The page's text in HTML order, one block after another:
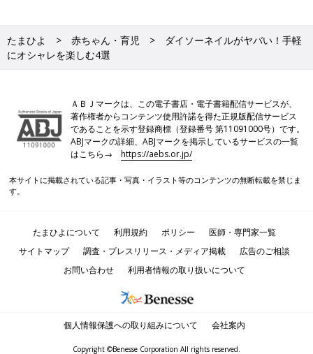
たまひよ 赤ちゃん・育児
ダイソーネイルがヤバい！手軽
にオシャレを楽しむ4選
ＡＢＪマークは、この電子書店・電子書籍配信サービスが、
著作権者からコンテンツ使用許諾を得た正規版配信サービス
であることを示す登録商標（登録番号 第11091000号）です。
ABJマークの詳細、ABJマークを掲示しているサービスの一覧
はこちら→https://aebs.or.jp/
本サイトに掲載されている記事・写真・イラスト等のコンテンツの無断転載を禁じま
す。
たまひよについて 利用規約 ポリシー
医師・専門家一覧
サイトマップ
調査・プレスリリース・メディア掲載
広告のご相談
お問い合わせ
利用者情報の取り扱いについて
個人情報保護への取り組みについて 会社案内
Copyright ©Benesse Corporation All rights reserved.